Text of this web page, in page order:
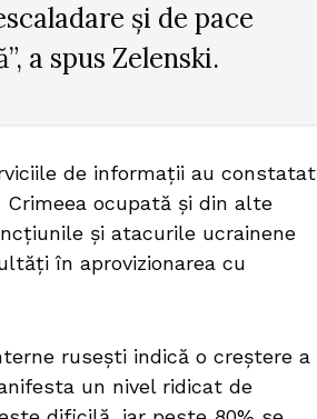
și de pace
a spus Zelenski.
de informații au constatat
ocupată și din alte
și atacurile ucrainene
în aprovizionarea cu
rusești indică o creștere a
un nivel ridicat de